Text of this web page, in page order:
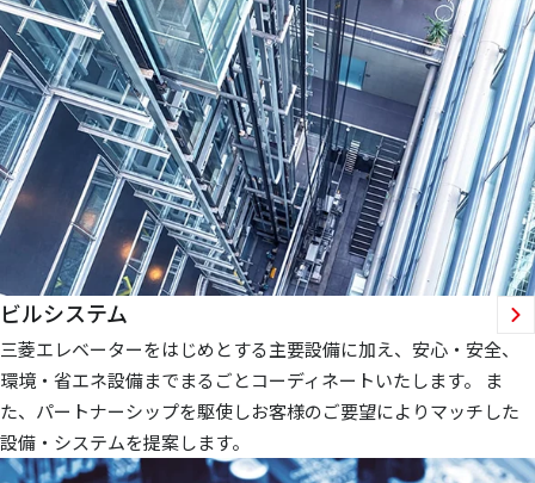
ビルシステム
三菱エレベーターをはじめとする主要設備に加え、安心・安全、
環境・省エネ設備までまるごとコーディネートいたします。 ま
た、パートナーシップを駆使しお客様のご要望によりマッチした
設備・システムを提案します。